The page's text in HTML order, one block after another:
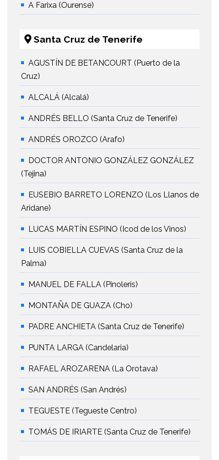
A Farixa (Ourense)
Santa Cruz de Tenerife
AGUSTÍN DE BETANCOURT (Puerto de la
Cruz)
ALCALÁ (Alcalá)
ANDRÉS BELLO (Santa Cruz de Tenerife)
ANDRÉS OROZCO (Arafo)
DOCTOR ANTONIO GONZÁLEZ GONZÁLEZ
(Tejina)
EUSEBIO BARRETO LORENZO (Los Llanos de
Aridane)
LUCAS MARTÍN ESPINO (Icod de los Vinos)
LUIS COBIELLA CUEVAS (Santa Cruz de la
Palma)
MANUEL DE FALLA (Pinoleris)
MONTAÑA DE GUAZA (Cho)
PADRE ANCHIETA (Santa Cruz de Tenerife)
PUNTA LARGA (Candelaria)
RAFAEL AROZARENA (La Orotava)
SAN ANDRÉS (San Andrés)
TEGUESTE (Tegueste Centro)
TOMÁS DE IRIARTE (Santa Cruz de Tenerife)